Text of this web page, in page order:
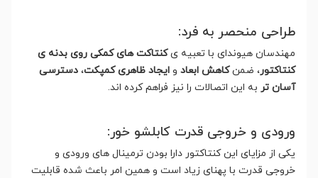
طراحی منحصر به فرد:
مهندسان هیوندای با تعبیه یکنتاکت های کمکی روی بدنه ی
کنتاکتور، ضمنکاهش ابعاد و ایجاد ظاهری کمپکت، دسترسی
آسان تر به این اتصالات را نیز فراهم کرده اند.
ورودی و خروجی قدرت کابلشو خور:
یکی از مزایای این کنتاکتور دارا بودن ترمینال های ورودی و
خروجی قدرت با پهنای زیاد است و همین امر باعث شده قابلیت